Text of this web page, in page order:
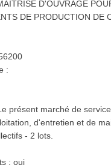
D'OUVRAGE
DE PRODUCTION
:
présent marché de
d'entretien et de
- 2 lots.
: oui